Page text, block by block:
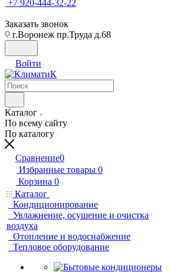
+7 920-444-32-22
Заказать звонок
г.Воронеж пр.Труда д.68
Войти
Каталог
По всему сайту
По каталогу
Сравнение0
Избранные товары 0
Корзина 0
Каталог
Кондиционирование
Увлажнение, осушение и очистка
воздуха
Отопление и водоснабжение
Тепловое оборудование